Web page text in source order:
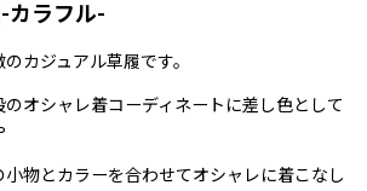
カラフル-
カジュアル草履です。
オシャレ着コーディネートに差し色として
物とカラーを合わせてオシャレに着こなし